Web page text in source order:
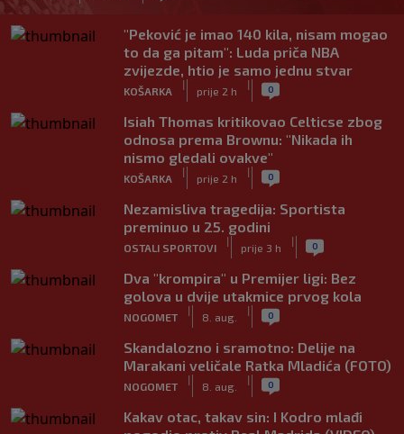
"Peković je imao 140 kila, nisam mogao
to da ga pitam": Luda priča NBA
zvijezde, htio je samo jednu stvar
KOŠARKA
|
prije 2 h
| 0
Isiah Thomas kritikovao Celticse zbog
odnosa prema Brownu: "Nikada ih
nismo gledali ovakve"
KOŠARKA
|
prije 2 h
| 0
Nezamisliva tragedija: Sportista
preminuo u 25. godini
OSTALI SPORTOVI
|
prije 3 h
| 0
Dva "krompira" u Premijer ligi: Bez
golova u dvije utakmice prvog kola
NOGOMET
|
8. aug.
| 0
Skandalozno i sramotno: Delije na
Marakani veličale Ratka Mladića (FOTO)
NOGOMET
|
8. aug.
| 0
Kakav otac, takav sin: I Kodro mlađi